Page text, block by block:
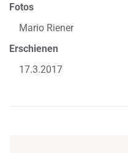
Fotos
Mario Riener
Erschienen
17.3.2017